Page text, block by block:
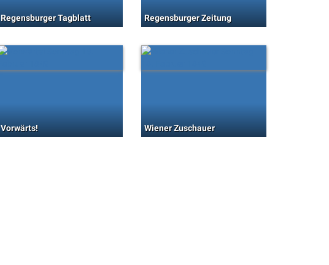
Regensburger Tagblatt Regensburger Zeitung
Vorwärts! Wiener Zuschauer